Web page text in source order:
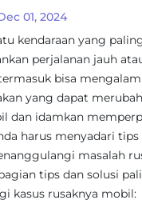
01, 2024
kendaraan yang
perjalanan jauh
bisa
yang dapat
dan idamkan
harus menyadari tips
masalah
tips dan solusi
kasus rusaknya mobil: